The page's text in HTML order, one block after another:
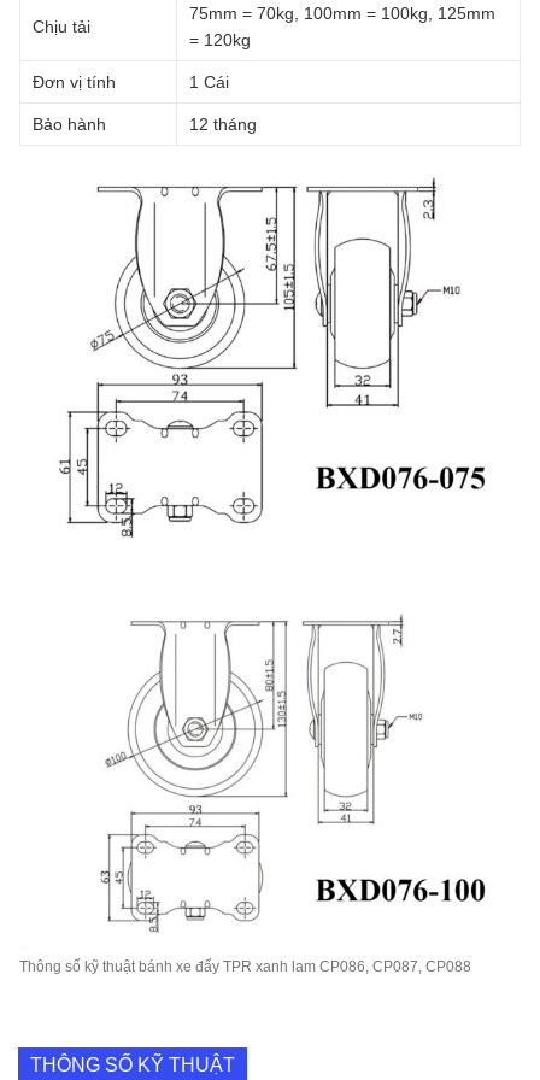
Chịu tải
75mm = 70kg, 100mm = 100kg, 125mm
= 120kg
Đơn vị tính 1 Cái
Bảo hành 12 tháng
Thông số kỹ thuật bánh xe đẩy TPR xanh lam CP086, CP087, CP088
THÔNG SỐ KỸ THUẬT